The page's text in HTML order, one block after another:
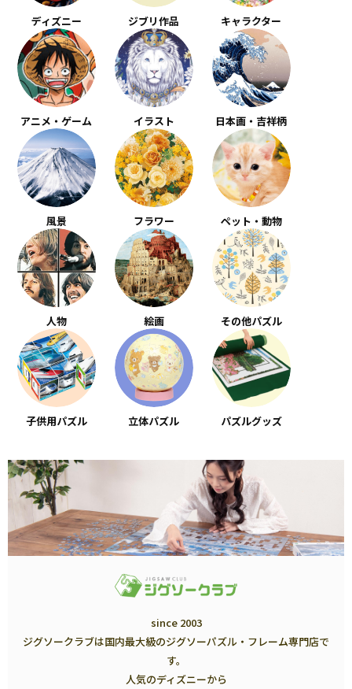
ディズニー ジブリ作品 キャラクター
アニメ・ゲーム イラスト 日本画・吉祥柄
風景 フラワー ペット・動物
人物 絵画 その他パズル
子供用パズル 立体パズル パズルグッズ
since 2003
ジグソークラブは国内最大級のジグソーパズル・フレーム専門店で
す。
人気のディズニーから